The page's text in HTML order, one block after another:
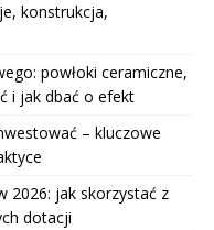
konstrukcja,
powłoki ceramiczne,
i jak dbać o efekt
– kluczowe
2026: jak skorzystać z
dotacji